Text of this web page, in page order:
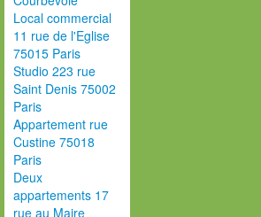
Local commercial
11 rue de l'Eglise
75015 Paris
Studio 223 rue
Saint Denis 75002
Paris
Appartement rue
Custine 75018
Paris
Deux
appartements 17
rue au Maire